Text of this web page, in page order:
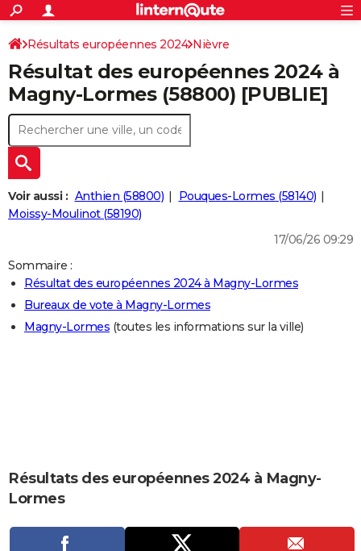
ACTUALITÉS
Politique
Société
Faits Divers
Education
Monde
Villes
+
SPORT
Coupe du monde 2026
Football
Tennis
Cyclisme
Rugby
Forum
Programme TV
TNT
Streaming
Cinéma
Sorties cinéma
Musique
+
FINANCE
Retraite
Impôts
Epargne
Immobilier
Risques naturels par ville
Banque
Assurance
Crédit
AUTO
Essais
Réserver un essai
Citadines
Berlines
SUV
Forum auto
+
HIGH-TECH
Mobiles
Meilleur smartphone
Internet
Ordinateurs
Jeux vidéo
Guide high-tech
+
BRICOLAGE
Guides de France
Escapades
Patrimoine
Expositions
Musées
Week-end nature
LIFESTYLE
Art de vivre
Bien-être
Loisirs
Mode
Modes de vie
CARTE DE VOEUX
Carte de Noël
Carte Bonne année
Carte Saint-Valentin
Carte Pâques
Carte d'anniversaire
Dictionnaire
Biographies
Expressions
Proverbes
PROGRAMME TV
S'inscrire
Connexion
Résultats européennes 2024 Nièvre
Résultat des européennes 2024 à
Magny-Lormes (58800) [PUBLIE]
Voir aussi : Anthien (58800)
Pouques-Lormes (58140)
Moissy-Moulinot (58190)
17/06/26 09:29
Sommaire :
Résultat des européennes 2024 à Magny-Lormes
Bureaux de vote à Magny-Lormes
Magny-Lormes (toutes les informations sur la ville)
Résultats des européennes 2024 à Magny-
Lormes